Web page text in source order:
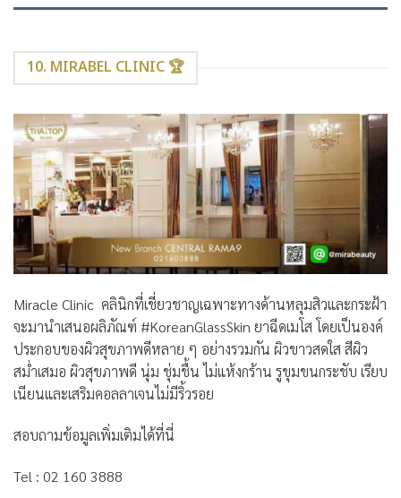
10. MIRABEL CLINIC 🏆
Miracle Clinic คลินิกที่เชี่ยวชาญเฉพาะทางด้านหลุมสิวและกระฝ้า
จะมานำเสนอผลิภัณฑ์ #KoreanGlassSkin ยาฉีดเมโส โดยเป็นองค์
ประกอบของผิวสุขภาพดีหลาย ๆ อย่างรวมกัน ผิวขาวสดใส สีผิว
สม่ำเสมอ ผิวสุขภาพดี นุ่ม ชุ่มชื้น ไม่แห้งกร้าน รูขุมขนกระชับ เรียบ
เนียนและเสริมคอลลาเจนไม่มีริ้วรอย
สอบถามข้อมูลเพิ่มเติมได้ที่นี่
Tel : 02 160 3888